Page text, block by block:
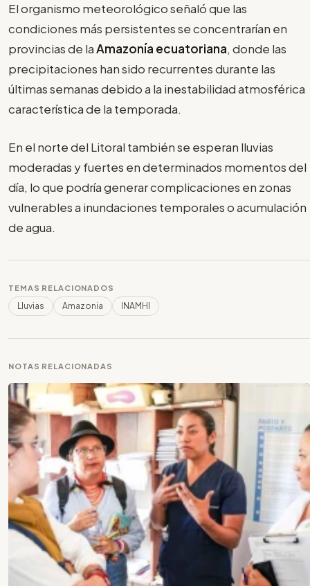
El organismo meteorológico señaló que las
condiciones más persistentes se concentrarían en
provincias de laAmazonía ecuatoriana, donde las
precipitaciones han sido recurrentes durante las
últimas semanas debido a la inestabilidad atmosférica
característica de la temporada.
En el norte del Litoral también se esperan lluvias
moderadas y fuertes en determinados momentos del
día, lo que podría generar complicaciones en zonas
vulnerables a inundaciones temporales o acumulación
de agua.
TEMAS RELACIONADOS
Lluvias Amazonia INAMHI
NOTAS RELACIONADAS